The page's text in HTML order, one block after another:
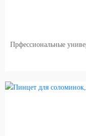
Прфессиональные